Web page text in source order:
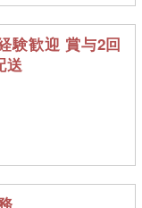
験歓迎 賞与2回
送